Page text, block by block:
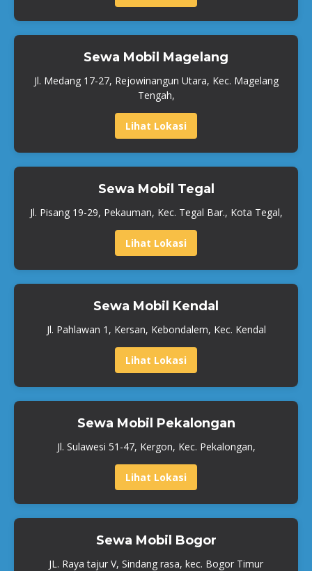
Sewa Mobil Magelang
Jl. Medang 17-27, Rejowinangun Utara, Kec. Magelang
Tengah,
Lihat Lokasi
Sewa Mobil Tegal
Jl. Pisang 19-29, Pekauman, Kec. Tegal Bar., Kota Tegal,
Lihat Lokasi
Sewa Mobil Kendal
Jl. Pahlawan 1, Kersan, Kebondalem, Kec. Kendal
Lihat Lokasi
Sewa Mobil Pekalongan
Jl. Sulawesi 51-47, Kergon, Kec. Pekalongan,
Lihat Lokasi
Sewa Mobil Bogor
JL. Raya tajur V, Sindang rasa, kec. Bogor Timur